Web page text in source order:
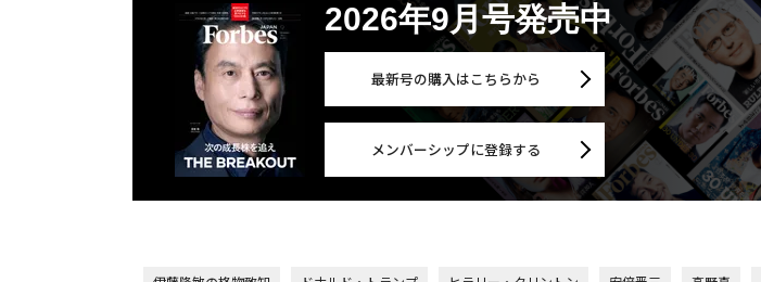
2026年9月号発売中
最新号の購入はこちらから
メンバーシップに登録する